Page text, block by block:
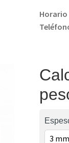
Horario